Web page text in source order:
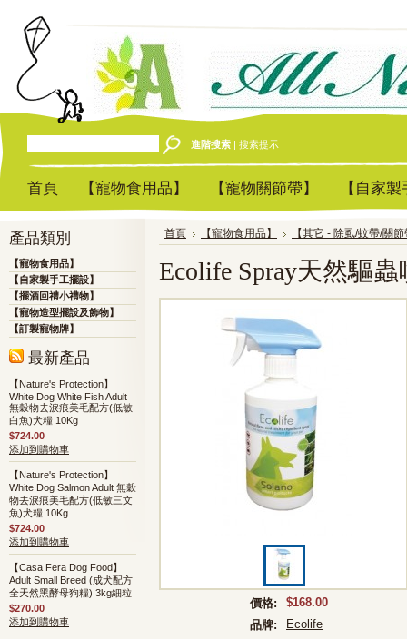
進階搜索 | 搜索提示
首頁 【寵物食用品】 【寵物關節帶】 【自家
產品類別
【寵物食用品】
【自家製手工擺設】
【擺酒回禮小禮物】
【寵物造型擺設及飾物】
【訂製寵物牌】
最新產品
【Nature's Protection】
White Dog White Fish Adult
無穀物去淚痕美毛配方(低敏
白魚)犬糧 10Kg
$724.00
添加到購物車
【Nature's Protection】
White Dog Salmon Adult 無穀
物去淚痕美毛配方(低敏三文
魚)犬糧 10Kg
$724.00
添加到購物車
【Casa Fera Dog Food】
Adult Small Breed (成犬配方
全天然黑酵母狗糧) 3kg細粒
$270.00
添加到購物車
首頁 【寵物食用品】 【其它 - 除虱/蚊帶/關
Ecolife Spray天然驅
價格:
$168.00
品牌:
Ecolife